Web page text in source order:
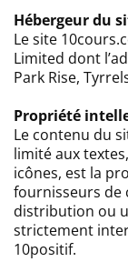
Hébergeur du
Le site
Limited dont
Park Rise,
Propriété
Le contenu du
limité aux
icônes, est la
fournisseurs de
distribution ou
strictement
10positif.